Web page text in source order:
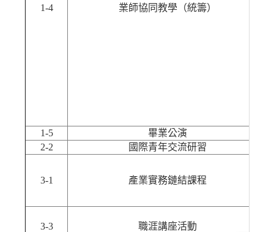
1-4 業師協同教學（統籌）
1-5
畢業公演
2-2
國際青年交流研習
3-1 產業實務鏈結課程
3-3 職涯講座活動